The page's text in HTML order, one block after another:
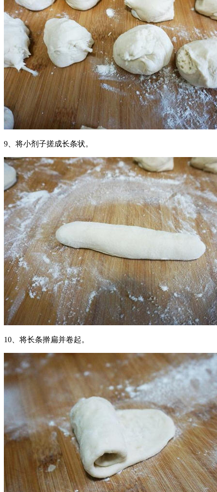
9、将小剂子搓成长条状。
10、将长条擀扁并卷起。